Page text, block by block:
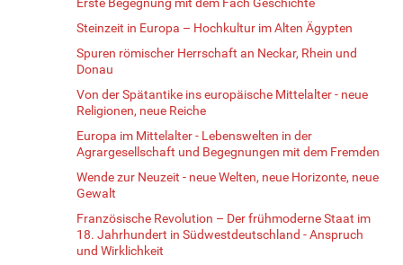
Steinzeit in Europa – Hochkultur im Alten Ägypten
Spuren römischer Herrschaft an Neckar, Rhein und
Donau
Von der Spätantike ins europäische Mittelalter - neue
Religionen, neue Reiche
Europa im Mittelalter - Lebenswelten in der
Agrargesellschaft und Begegnungen mit dem Fremden
Wende zur Neuzeit - neue Welten, neue Horizonte, neue
Gewalt
Französische Revolution – Der frühmoderne Staat im
18. Jahrhundert in Südwestdeutschland - Anspruch
und Wirklichkeit